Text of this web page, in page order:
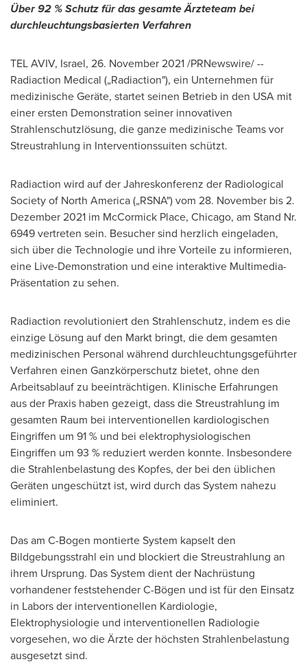
Über 92 % Schutz für das gesamte Ärzteteam bei
durchleuchtungsbasierten Verfahren
TEL AVIV, Israel, 26. November 2021/PRNewswire/ --
Radiaction Medical („Radiaction"), ein Unternehmen für
medizinische Geräte, startet seinen Betrieb in den USA mit
einer ersten Demonstration seiner innovativen
Strahlenschutzlösung, die ganze medizinische Teams vor
Streustrahlung in Interventionssuiten schützt.
Radiaction wird auf der Jahreskonferenz der Radiological
Society of North America(„RSNA") vom 28. November bis 2.
Dezember 2021 im McCormick Place, Chicago, am Stand Nr.
6949 vertreten sein. Besucher sind herzlich eingeladen,
sich über die Technologie und ihre Vorteile zu informieren,
eine Live-Demonstration und eine interaktive Multimedia-
Präsentation zu sehen.
Radiaction revolutioniert den Strahlenschutz, indem es die
einzige Lösung auf den Markt bringt, die dem gesamten
medizinischen Personal während durchleuchtungsgeführter
Verfahren einen Ganzkörperschutz bietet, ohne den
Arbeitsablauf zu beeinträchtigen. Klinische Erfahrungen
aus der Praxis haben gezeigt, dass die Streustrahlung im
gesamten Raum bei interventionellen kardiologischen
Eingriffen um 91 % und bei elektrophysiologischen
Eingriffen um 93 % reduziert werden konnte. Insbesondere
die Strahlenbelastung des Kopfes, der bei den üblichen
Geräten ungeschützt ist, wird durch das System nahezu
eliminiert.
Das am C-Bogen montierte System kapselt den
Bildgebungsstrahl ein und blockiert die Streustrahlung an
ihrem Ursprung. Das System dient der Nachrüstung
vorhandener feststehender C-Bögen und ist für den Einsatz
in Labors der interventionellen Kardiologie,
Elektrophysiologie und interventionellen Radiologie
vorgesehen, wo die Ärzte der höchsten Strahlenbelastung
ausgesetzt sind.